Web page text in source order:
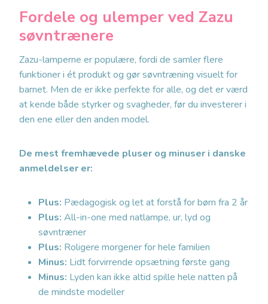
Fordele og ulemper ved Zazu
søvntrænere
Zazu-lamperne er populære, fordi de samler flere
funktioner i ét produkt og gør søvntræning visuelt for
barnet. Men de er ikke perfekte for alle, og det er værd
at kende både styrker og svagheder, før du investerer i
den ene eller den anden model.
De mest fremhævede pluser og minuser i danske
anmeldelser er:
Plus: Pædagogisk og let at forstå for børn fra 2 år
Plus: All-in-one med natlampe, ur, lyd og
søvntræner
Plus: Roligere morgener for hele familien
Minus: Lidt forvirrende opsætning første gang
Minus: Lyden kan ikke altid spille hele natten på
de mindste modeller